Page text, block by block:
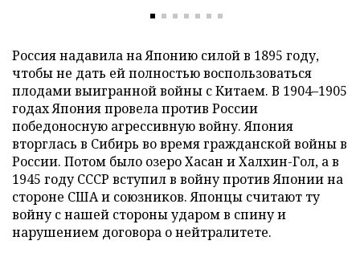
Россия надавила на Японию силой в 1895 году,
чтобы не дать ей полностью воспользоваться
плодами выигранной войны с Китаем. В 1904–1905
годах Япония провела против России
победоносную агрессивную войну. Япония
вторглась в Сибирь во время гражданской войны в
России. Потом было озеро Хасан и Халхин-Гол, а в
1945 году СССР вступил в войну против Японии на
стороне США и союзников. Японцы считают ту
войну с нашей стороны ударом в спину и
нарушением договора о нейтралитете.